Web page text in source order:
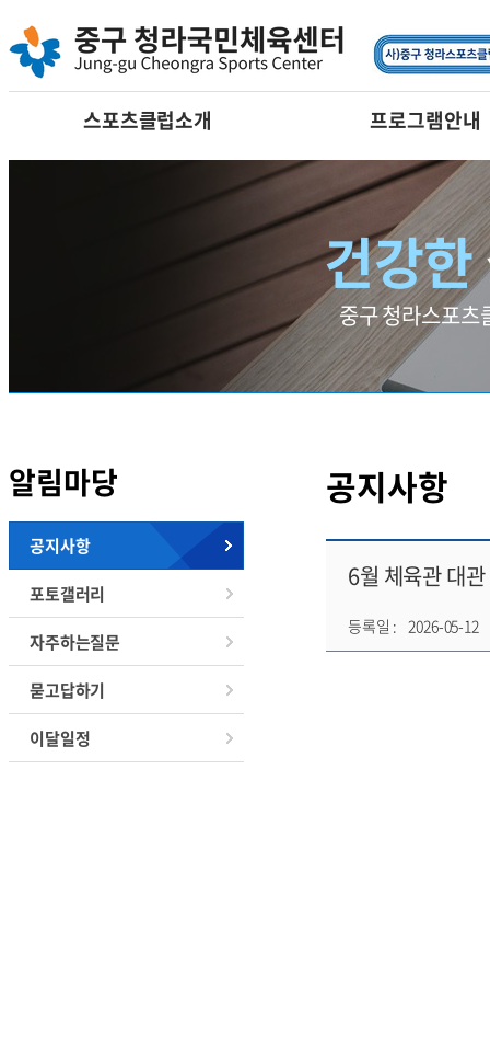
스포츠클럽소개 프로그램안내
필라테스
댄스
어린이프로그램
건강한
중구 청라스포츠
알림마당
공지사항
포토갤러리
자주하는질문
묻고답하기
이달일정
공지사항
6월 체육관 대
등록일 : 2026-05-12